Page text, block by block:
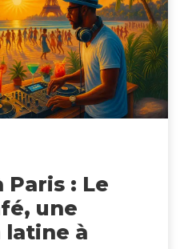
Paris : Le
une
à